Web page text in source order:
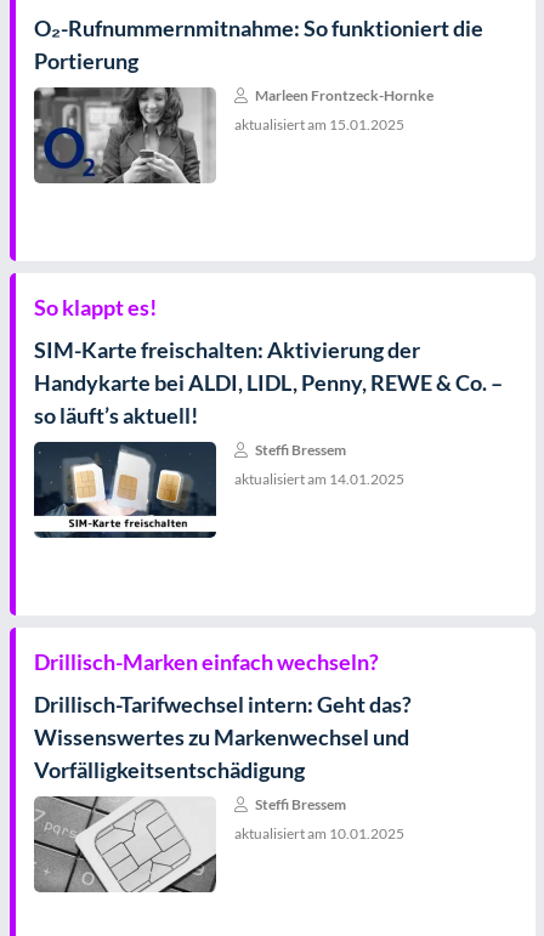
O₂-Rufnummernmitnahme: So funktioniert die
Portierung
Marleen Frontzeck-Hornke
aktualisiert am 15.01.2025
So klappt es!
SIM-Karte freischalten: Aktivierung der
Handykarte bei ALDI, LIDL, Penny, REWE & Co. –
so läuft’s aktuell!
Steffi Bressem
aktualisiert am 14.01.2025
Drillisch-Marken einfach wechseln?
Drillisch-Tarifwechsel intern: Geht das?
Wissenswertes zu Markenwechsel und
Vorfälligkeitsentschädigung
Steffi Bressem
aktualisiert am 10.01.2025